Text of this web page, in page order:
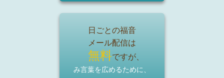
日ごとの福音
メール配信は
無料ですが、
み言葉を広めるために、